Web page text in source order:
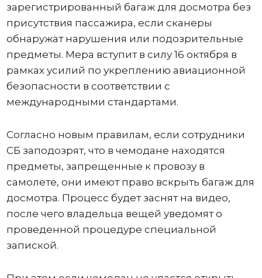
зарегистрированный багаж для досмотра без
присутствия пассажира, если сканеры
обнаружат нарушения или подозрительные
предметы. Мера вступит в силу 16 октября в
рамках усилий по укреплению авиационной
безопасности в соответствии с
международными стандартами.
Согласно новым правилам, если сотрудники
СБ заподозрят, что в чемодане ​​находятся
предметы, запрещенные к провозу в
самолете, они имеют право вскрыть багаж для
досмотра. Процесс будет заснят на видео,
после чего владельца вещей уведомят о
проведенной процедуре специальной
запиской.